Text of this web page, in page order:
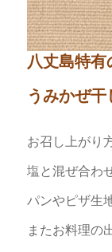
八丈島特
うみかぜ干
お召し上がり
塩と混ぜ合わ
パンやピザ生
またお料理の